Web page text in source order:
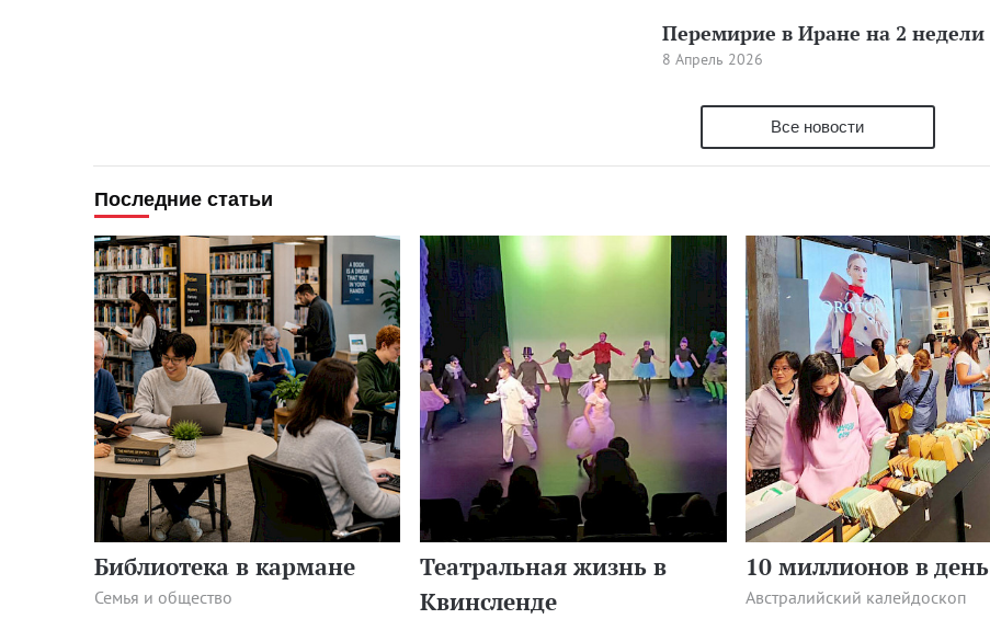
Перемирие в Иране на 2 недели
8 Апрель 2026
Все новости
Последние статьи
Библиотека в кармане
Семья и общество
Театральная жизнь в
Квинсленде
10 миллионов в день
Австралийский калейдоскоп